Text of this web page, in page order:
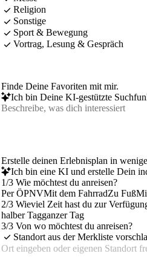
Religion
Sonstige
Sport & Bewegung
Vortrag, Lesung & Gespräch
Finde Deine Favoriten mit mir.
Ich bin Deine KI-gestützte
Erstelle deinen Erlebnisplan in
Ich bin eine KI und erstelle Dein
1/3 Wie möchtest du anreisen?
Per ÖPNVMit dem FahrradZu Fuß
2/3 Wieviel Zeit hast du zur
halber Tagganzer Tag
3/3 Von wo möchtest du anreisen?
Standort aus der Merkliste